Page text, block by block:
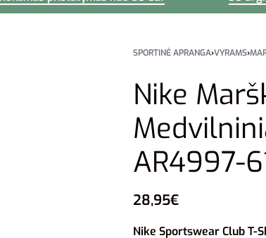
SPORTINĖ APRANGA›VYRAMS›
Nike
AR4997-
28,95€
Nike Sportswear Club T-